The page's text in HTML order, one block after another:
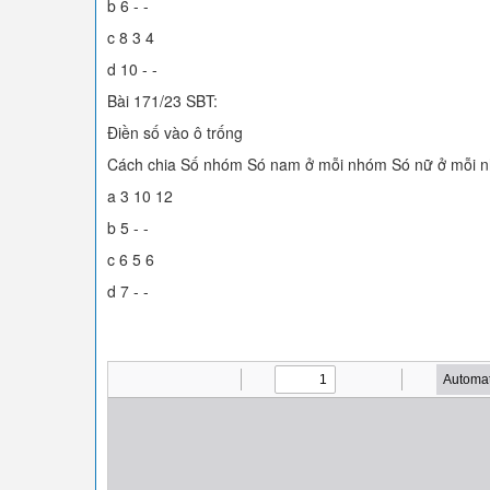
b 6 - -
c 8 3 4
d 10 - -
Bài 171/23 SBT:
Điền số vào ô trống
Cách chia Số nhóm Só nam ở mỗi nhóm Só nữ ở mỗi
a 3 10 12
b 5 - -
c 6 5 6
d 7 - -